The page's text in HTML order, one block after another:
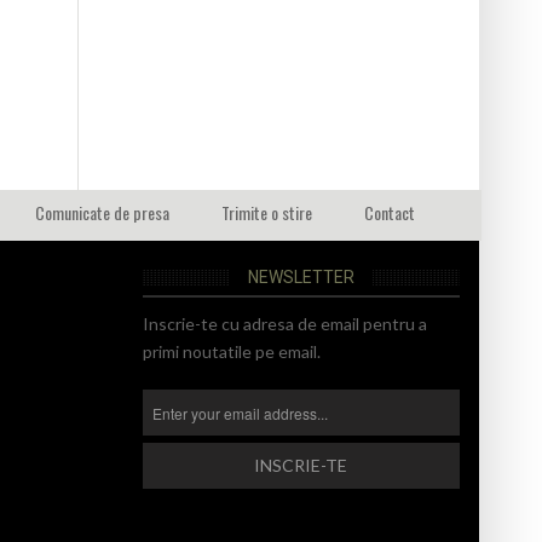
Comunicate de presa Trimite o stire Contact
NEWSLETTER
Inscrie-te cu adresa de email pentru a
primi noutatile pe email.